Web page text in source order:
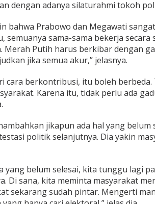
N
M
a
s
a
a
i
s
i
h
a
t
dengan adanya silaturahmi tokoh
bahwa Prabowo dan Megawati
semuanya sama-sama bekerja
Merah Putih harus berkibar dengan
jika semua akur,” jelasnya.
cara berkontribusi, itu boleh
Karena itu, tidak perlu ada
jikapun ada hal yang belum
politik selanjutnya. Dia yakin
yang belum selesai, kita tunggu lagi
Di sana, kita meminta masyarakat
sekarang sudah pintar. Mengerti